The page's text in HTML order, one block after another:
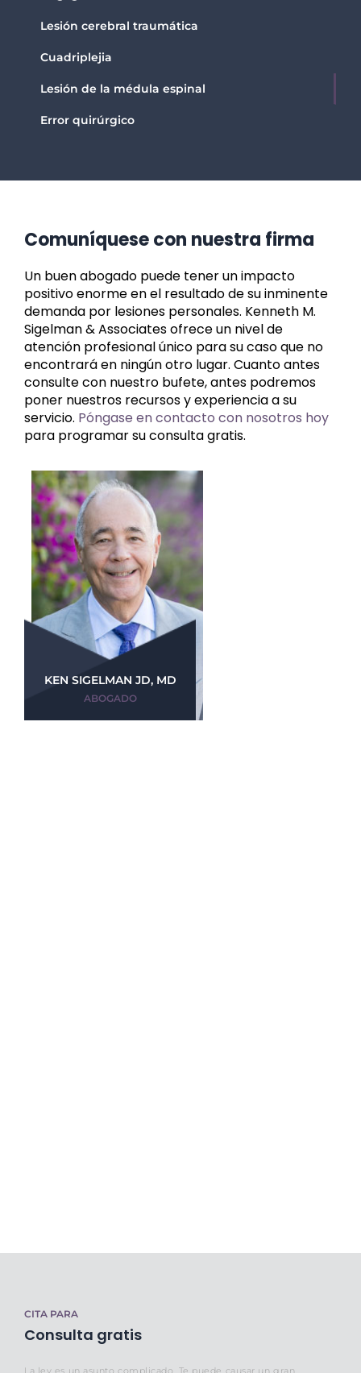
Lesión cerebral traumática
Cuadriplejia
Lesión de la médula espinal
Error quirúrgico
Comuníquese con nuestra firma
Un buen abogado puede tener un impacto
positivo enorme en el resultado de su inminente
demanda por lesiones personales. Kenneth M.
Sigelman & Associates ofrece un nivel de
atención profesional único para su caso que no
encontrará en ningún otro lugar. Cuanto antes
consulte con nuestro bufete, antes podremos
poner nuestros recursos y experiencia a su
servicio. Póngase en contacto con nosotros hoy
para programar su consulta gratis.
KEN SIGELMAN JD, MD
ABOGADO
CITA PARA
Consulta gratis